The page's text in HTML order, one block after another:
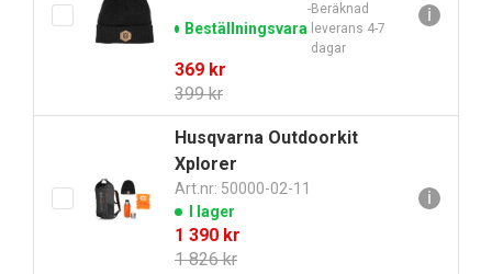
Beställningsvara
Beräknad
leverans 4-7
dagar
399kr
Det
ursprungliga
priset
var:
399 kr.
369 kr
Det
nuvarande
priset
är:
369 kr.
ℹ
Husqvarna Outdoorkit
Xplorer
Art.nr: 50000-02-11
I lager
1 826kr
Det
ursprungliga
1 390 kr
Det
nuvarande
ℹ